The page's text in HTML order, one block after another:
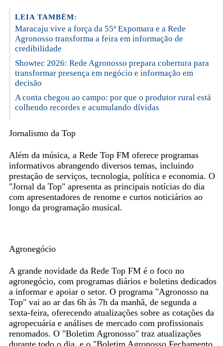
LEIA TAMBÉM:
Maracaju vive a força da 55ª Expomara e a Rede
Agronosso transforma a feira em informação de
credibilidade
Showtec 2026: Rede Agronosso prepara cobertura para
transformar presença em negócio e informação em
decisão
A conta chegou ao campo: por que o produtor rural está
colhendo recordes e acumulando dívidas
Jornalismo da Top
Além da música, a Rede Top FM oferece programas
informativos abrangendo diversos temas, incluindo
prestação de serviços, tecnologia, política e economia. O
"Jornal da Top" apresenta as principais notícias do dia
com apresentadores de renome e curtos noticiários ao
longo da programação musical.
Agronegócio
A grande novidade da Rede Top FM é o foco no
agronegócio, com programas diários e boletins dedicados
a informar e apoiar o setor. O programa "Agronosso na
Top" vai ao ar das 6h às 7h da manhã, de segunda a
sexta-feira, oferecendo atualizações sobre as cotações da
agropecuária e análises de mercado com profissionais
renomados. O "Boletim Agronosso" traz atualizações
durante todo o dia, e o "Boletim Agronosso Fechamento